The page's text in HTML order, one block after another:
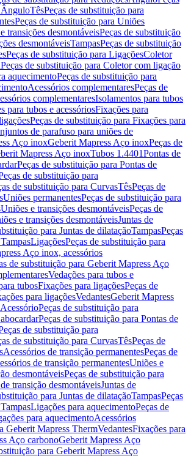
ÂnguloTêsPeças de substituição para
Peças de substituição para Uniões
transições desmontáveisPeças de substituição
desmontáveisTampasPeças de substituição
Peças de substituição para LigaçõesColetor
Peças de substituição para Coletor com ligação
aquecimentoPeças de substituição para
Acessórios complementaresPeças de
complementaresIsolamentos para tubos
para tubos e acessóriosFixações para
Peças de substituição para Fixações para
de parafuso para uniões de
Aço inoxGeberit Mapress Aço inoxPeças de
Mapress Aço inoxTubos 1.4401Pontas de
Peças de substituição para Pontas de
de substituição para
de substituição para CurvasTêsPeças de
Uniões permanentesPeças de substituição para
Uniões e transições desmontáveisPeças de
e transições desmontáveisJuntas de
para Juntas de dilataçãoTampasPeças
LigaçõesPeças de substituição para
Aço inox, acessórios
de substituição para Geberit Mapress Aço
Vedações para tubos e
tubosFixações para ligaçõesPeças de
para ligaçõesVedantesGeberit Mapress
AcessórioPeças de substituição para
Peças de substituição para Pontas de
de substituição para
de substituição para CurvasTêsPeças de
Acessórios de transição permanentesPeças de
de transição permanentesUniões e
desmontáveisPeças de substituição para
transição desmontáveisJuntas de
para Juntas de dilataçãoTampasPeças
Ligações para aquecimentoPeças de
para aquecimentoAcessórios
Geberit Mapress ThermVedantesFixações para
Aço carbonoGeberit Mapress Aço
para Geberit Mapress Aço